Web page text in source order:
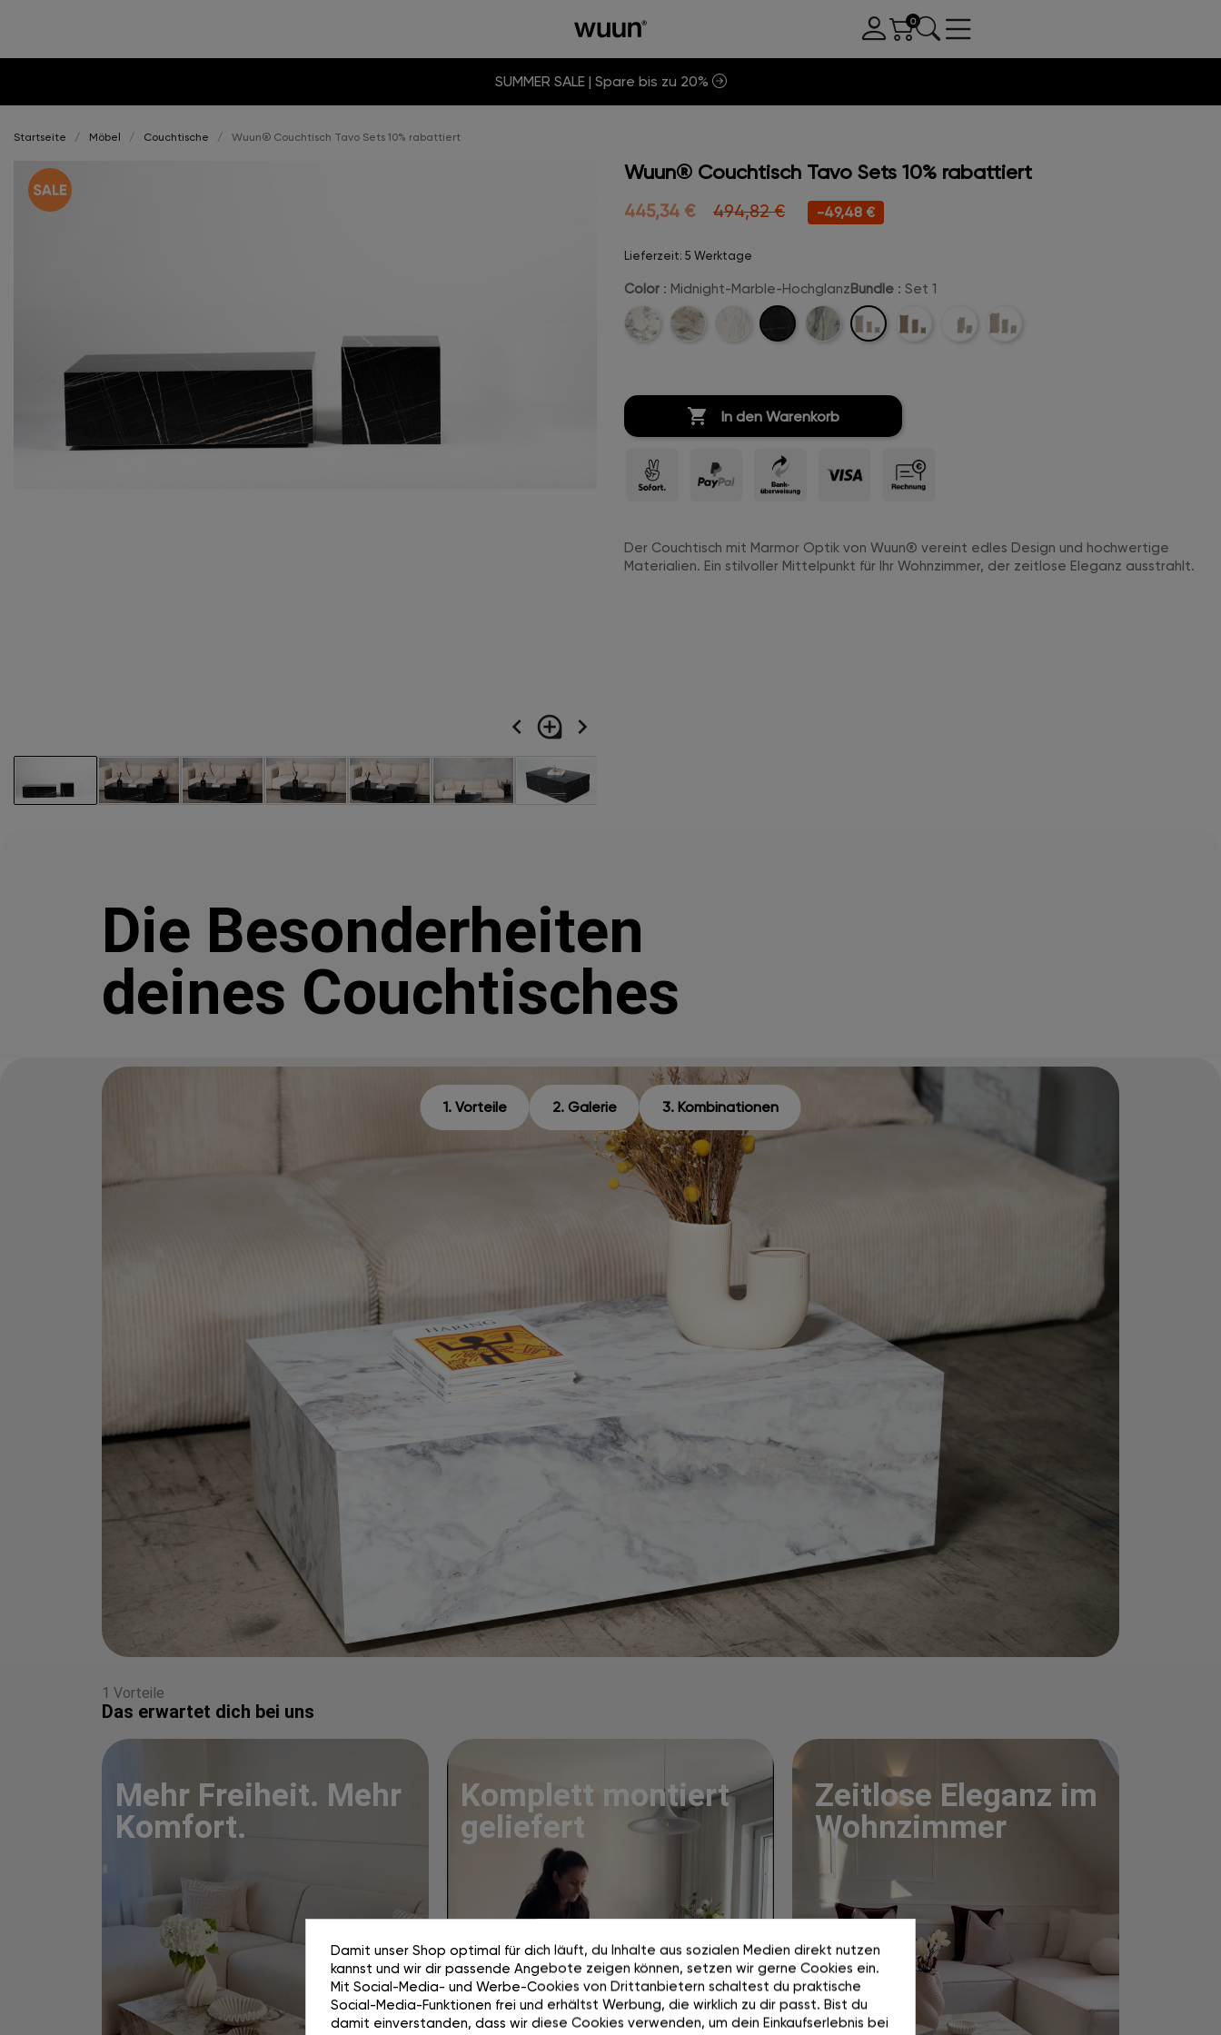
SUMMER SALE | Spare bis zu 20%
Startseite Möbel Couchtische Wuun® Couchtisch Tavo Sets 10% rabattiert
navigate_before loupe navigate_next
Wuun® Couchtisch Tavo Sets 10% rabattiert
445,34 € 494,82 € -49,48 €
Lieferzeit: 5 Werktage
Color : Midnight-Marble-Hochglanz
Carrara-Champanger-
Marmor-Midnight-
Marble-
Creme-
Bundle : Set 1
Set
1
Set
Set
Set
 In den Warenkorb
Der Couchtisch mit Marmor Optik von Wuun® vereint edles Design und hochwertige
Materialien. Ein stilvoller Mittelpunkt für Ihr Wohnzimmer, der zeitlose Eleganz ausstrahlt.
Die Besonderheiten
deines Couchtisches
1. Vorteile 2. Galerie 3. Kombinationen
1 Vorteile
Das erwartet dich bei uns
Mehr Freiheit. Mehr
Komfort.
Komplett montiert
geliefert
Zeitlose Eleganz im
Wohnzimmer
Damit unser Shop optimal für dich läuft, du Inhalte aus sozialen Medien direkt nutzen
kannst und wir dir passende Angebote zeigen können, setzen wir gerne Cookies ein.
Mit Social-Media- und Werbe-Cookies von Drittanbietern schaltest du praktische
Social-Media-Funktionen frei und erhältst Werbung, die wirklich zu dir passt. Bist du
damit einverstanden, dass wir diese Cookies verwenden, um dein Einkaufserlebnis bei